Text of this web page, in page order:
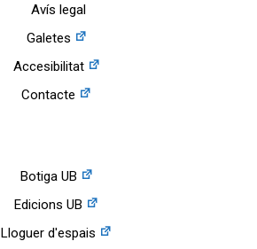
Avís legal
Galetes
Accesibilitat
Contacte
Botiga UB
Edicions UB
Lloguer d'espais